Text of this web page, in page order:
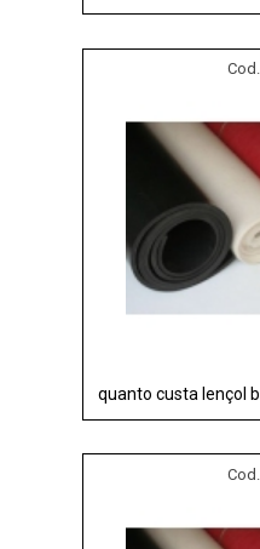
quanto custa lençol